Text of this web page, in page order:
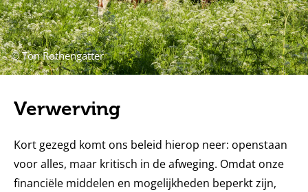
© Ton Rothengatter
Verwerving
Kort gezegd komt ons beleid hierop neer: openstaan
voor alles, maar kritisch in de afweging. Omdat onze
financiële middelen en mogelijkheden beperkt zijn,